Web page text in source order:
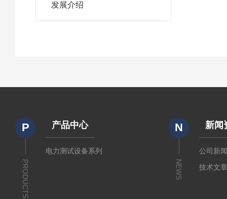
发展介绍
P
PRODUCTS
产品中心
电力测试设备系列
N
NEWS
新闻
公司新
技术文